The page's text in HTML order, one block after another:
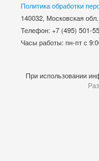
Политика обработки
140032, Московская
Телефон: +7 (495)
Часы работы: пн-пт с
При использовании